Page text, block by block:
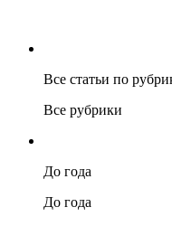
Все статьи по
Все рубрики
До года
До года